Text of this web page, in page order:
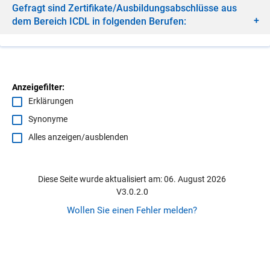
Ge­fragt sind Zer­ti­fi­ka­te/​Aus­bil­dungs­ab­schlüs­se aus
dem Be­reich ICDL in fol­gen­den Be­ru­fen:
Anzeigefilter:
Erklärungen
Synonyme
Alles anzeigen/ausblenden
Diese Seite wurde aktualisiert am: 06. August 2026
V3.0.2.0
Wollen Sie einen Fehler melden?